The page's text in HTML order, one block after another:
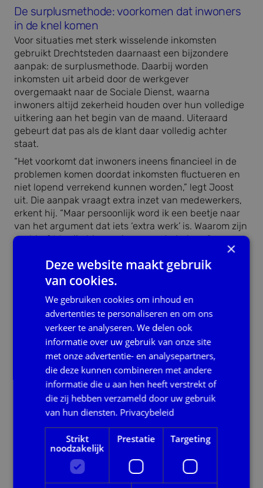
De surplusmethode: voorkomen dat inwoners
in de knel komen
Voor situaties met sterk wisselende inkomsten
gebruikt Drechtsteden daarnaast een bijzondere
aanpak: de surplusmethode. Daarbij worden
inkomsten uit arbeid door de werkgever
overgemaakt naar de Sociale Dienst, waarna
inwoners altijd zekerheid houden over hun volledige
uitkering aan het begin van de maand. Uiteraard
gebeurt dat pas als de klant daar volledig achter
staat.
“Het voorkomt dat inwoners ineens financieel in de
problemen komen doordat inkomsten fluctueren en
niet lopend verrekend kunnen worden,” legt Joost
uit. Die aanpak vraagt extra inzet van medewerkers,
erkent hij. “Maar persoonlijk word ik een beetje naar
van het argument dat iets ‘extra werk’ is. Waarom zijn
we hier? We zijn hier om inwoners te helpen.”
OIB zorgt voor uniforme verrekening
Volgens Drechtsteden levert OIB niet alleen
tijdswinst op, maar vooral kwaliteitsverbetering.
“OIB levert netto-inkomsten aan,” zegt Jonathan.
“Dat voorkomt veel rekenwerk en
interpretatieverschillen.” Joost vult aan: “Vroeger kon
je tien medewerkers dezelfde loonstrook geven en
kreeg je tien verschillende uitkomsten. Dat probleem
verdwijnt met OIB.” Juist met het oog op de nieuwe
Participatiewet in Balans wordt dat steeds
belangrijker. Uniforme inkomstenverrekening wordt
daarin namelijk een belangrijk uitgangspunt.
“Het is eigenlijk niet meer uit te leggen waarom
gemeenten nog verschillend verrekenen,” zegt Joost.
“Daarom vinden wij dat OIB uiteindelijk gewoon de
standaard zou moeten worden.”
×
Deze website maakt gebruik
van cookies.
We gebruiken cookies om inhoud en
advertenties te personaliseren en om ons
verkeer te analyseren. We delen ook
informatie over uw gebruik van onze site
met onze advertentie- en analysepartners,
die deze kunnen combineren met andere
informatie die u aan hen heeft verstrekt of
die zij hebben verzameld door uw gebruik
van hun diensten. Privacybeleid
Strikt
noodzakelijk
Prestatie Targeting